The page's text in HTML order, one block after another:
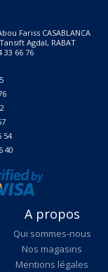
Fariss CASABLANCA
Agdal, RABAT
33 66 76
54
40
A propos
Qui sommes-nous
Nos magasins
Mentions légales